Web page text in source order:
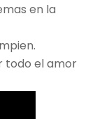
en la
todo el amor